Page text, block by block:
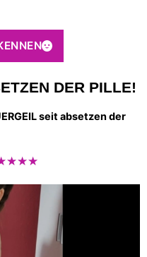
DER PILLE!
seit absetzen der
★★★